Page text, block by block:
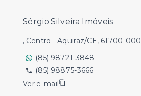
Sérgio Silveira Imóveis
, Centro - Aquiraz/CE, 61700-000
(85) 98721-3848
(85) 98875-3666
Ver e-mail